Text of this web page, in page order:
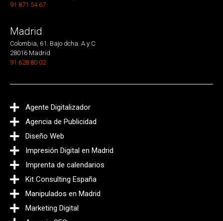
91 871 54 67
Madrid
Colombia, 61. Bajo dcha. A y C
28016 Madrid
91 628 80 02
Agente Digitalizador
Agencia de Publicidad
Diseño Web
Impresión Digital en Madrid
Imprenta de calendarios
Kit Consulting España
Manipulados en Madrid
Marketing Digital